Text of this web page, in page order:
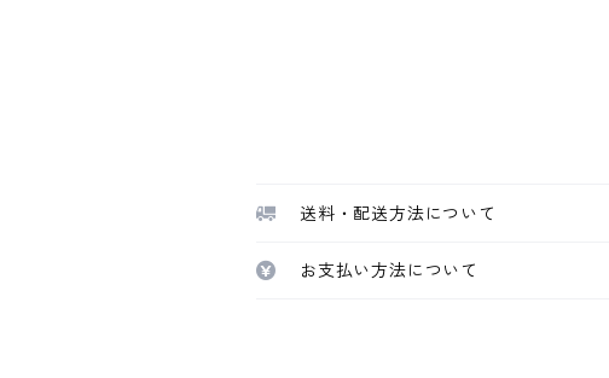
送料・配送方法について
お支払い方法について